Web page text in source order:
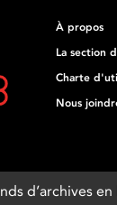
À propos
La section
Charte
Nous
d’archives